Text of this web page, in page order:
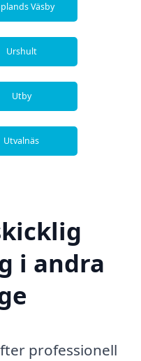
Väsby
Urshult
Utby
Utvalnäs
i andra
professionell